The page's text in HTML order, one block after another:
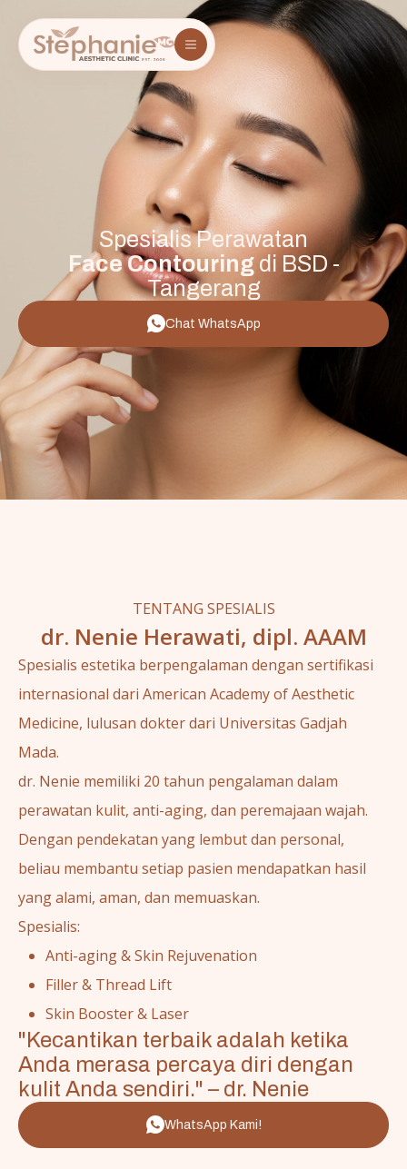
Spesialis Perawatan
Face Contouringdi BSD -
Tangerang
Chat WhatsApp
TENTANG SPESIALIS
dr. Nenie Herawati, dipl. AAAM
Spesialis estetika berpengalaman dengan sertifikasi
internasional dari American Academy of Aesthetic
Medicine, lulusan dokter dari Universitas Gadjah
Mada.
dr. Nenie memiliki 20 tahun pengalaman dalam
perawatan kulit, anti-aging, dan peremajaan wajah.
Dengan pendekatan yang lembut dan personal,
beliau membantu setiap pasien mendapatkan hasil
yang alami, aman, dan memuaskan.
Spesialis:
Anti-aging & Skin Rejuvenation
Filler & Thread Lift
Skin Booster & Laser
"Kecantikan terbaik adalah ketika
Anda merasa percaya diri dengan
kulit Anda sendiri." – dr. Nenie
WhatsApp Kami!